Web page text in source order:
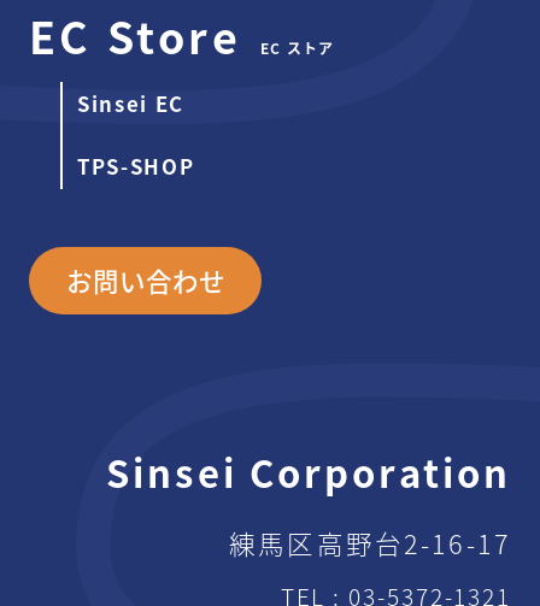
EC Store EC ストア
Sinsei EC
TPS-SHOP
お問い合わせ
Sinsei Corporation
練馬区高野台2-16-17
TEL : 03-5372-1321